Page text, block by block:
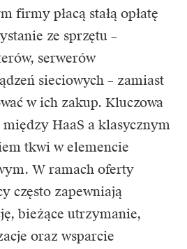
firmy płacą stałą opłatę
ze sprzętu –
serwerów
sieciowych – zamiast
w ich zakup. Kluczowa
między HaaS a klasycznym
tkwi w elemencie
W ramach oferty
często zapewniają
bieżące utrzymanie,
oraz wsparcie